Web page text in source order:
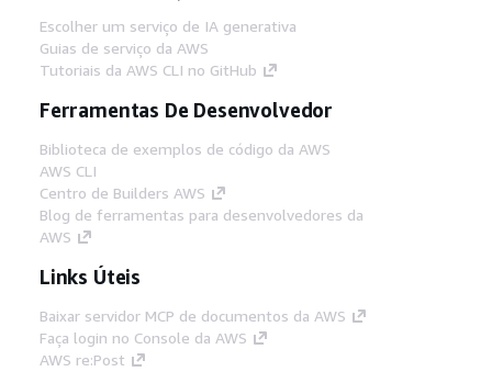
Escolher um serviço de IA generativa
Guias de serviço da AWS
Tutoriais da AWS CLI no GitHub
Ferramentas De Desenvolvedor
Biblioteca de exemplos de código da AWS
AWS CLI
Centro de Builders AWS
Blog de ferramentas para desenvolvedores da
AWS
Links Úteis
Baixar servidor MCP de documentos da AWS
Faça login no Console da AWS
AWS re:Post